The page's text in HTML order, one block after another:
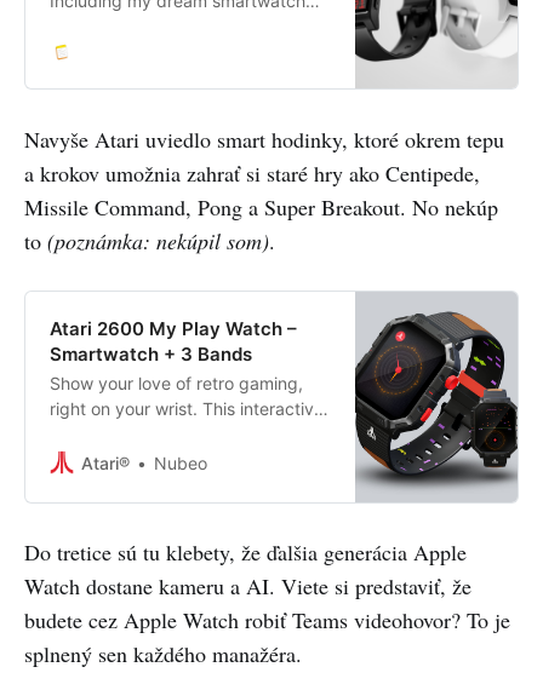
Navyše Atari uviedlo smart hodinky, ktoré okrem tepu
a krokov umožnia zahrať si staré hry ako Centipede,
Missile Command, Pong a Super Breakout. No nekúp
to (poznámka: nekúpil som).
Atari 2600 My Play Watch –
Smartwatch + 3 Bands
Show your love of retro gaming,
right on your wrist. This interactive
for Atari 2600 fans. Play classic
course, tell time on the vibrant, full-
metal bezel face with three
interchangeable bands, all inspired
by the look an
Atari® Nubeo
Do tretice sú tu klebety, že ďalšia generácia Apple
Watch dostane kameru a AI. Viete si predstaviť, že
budete cez Apple Watch robiť Teams videohovor? To je
splnený sen každého manažéra.